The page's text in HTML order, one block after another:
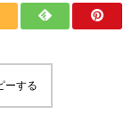
ーする